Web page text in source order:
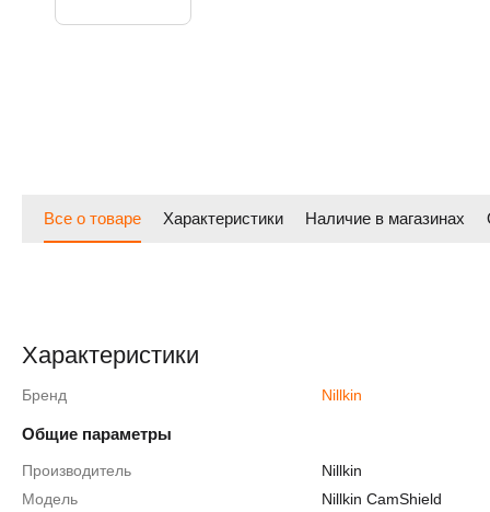
Все о товаре Характеристики Наличие в магазинах
Характеристики
Бренд Nillkin
Общие параметры
Производитель
Nillkin
Модель
Nillkin CamShield